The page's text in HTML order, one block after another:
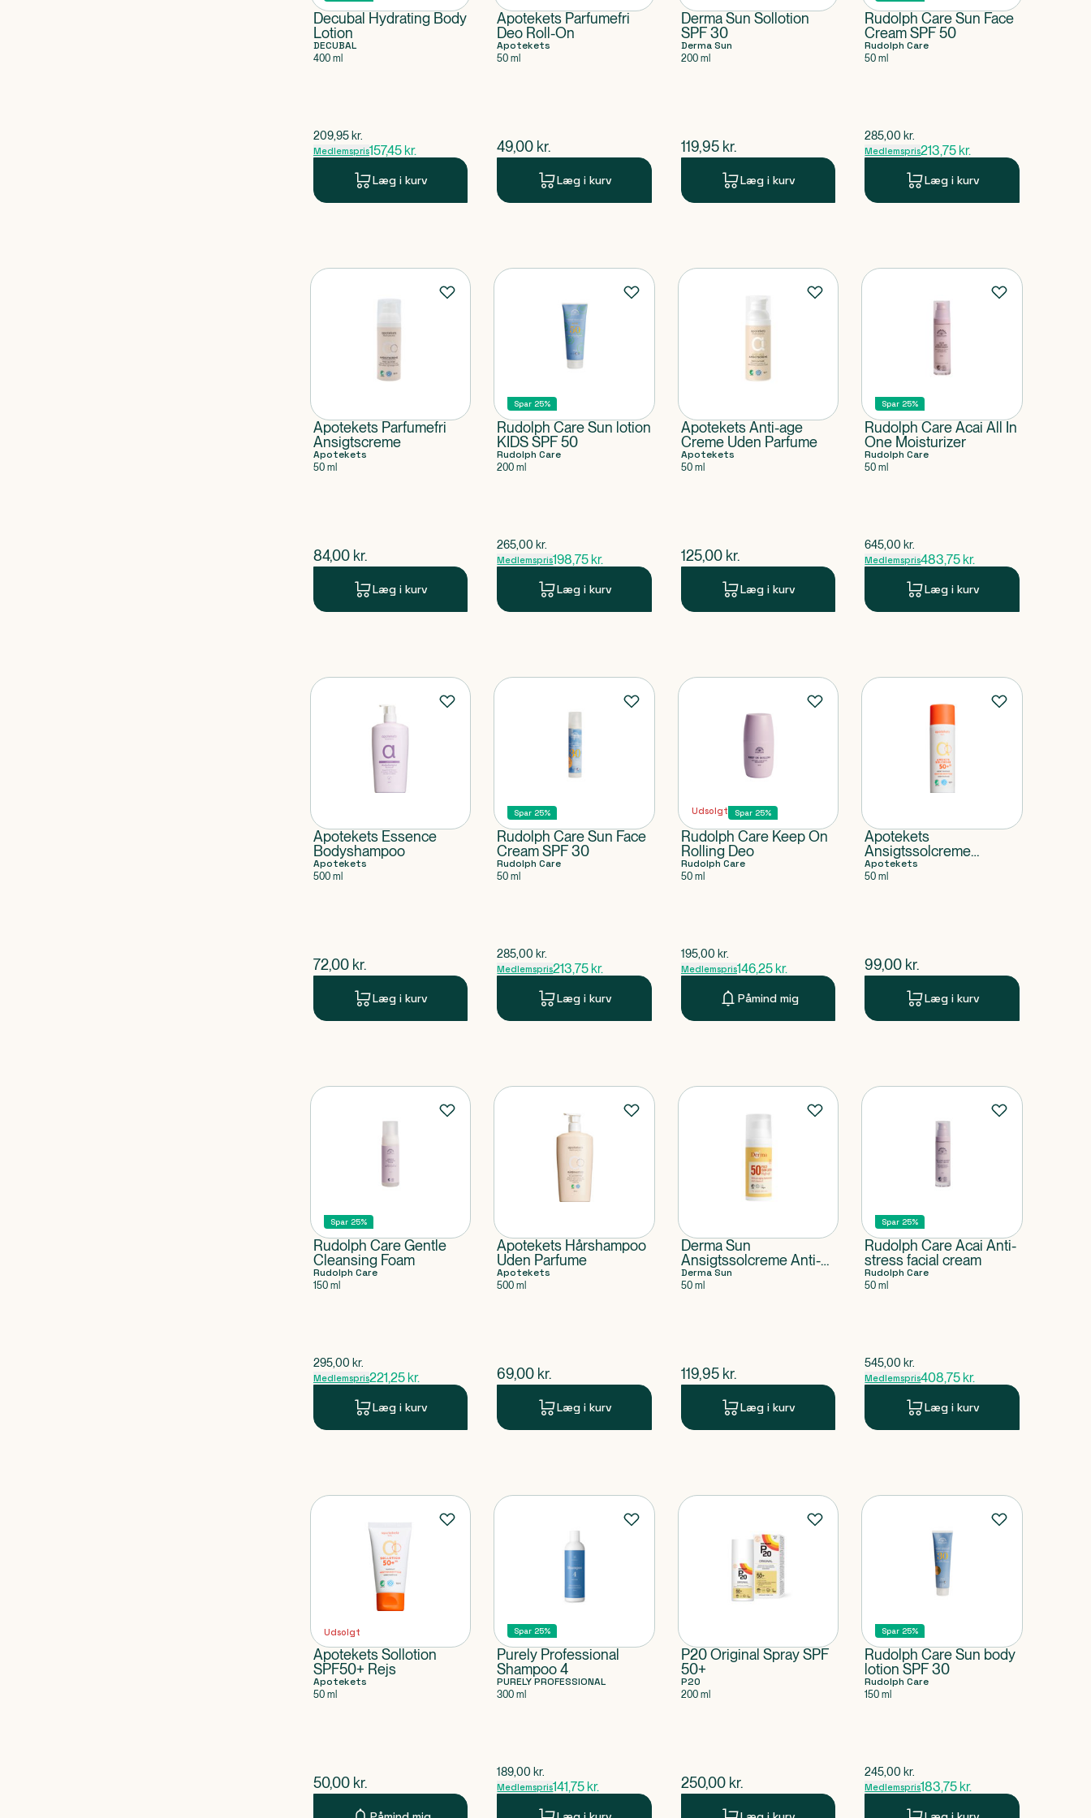
Decubal Hydrating Body
Lotion
DECUBAL
400 ml
$gammel pris
209,95 kr.
Medlemspris157,45 kr.
Læg i kurv
Apotekets Parfumefri
Deo Roll-On
Apotekets
50 ml
$nuværende pris
49,00 kr.
Læg i kurv
Derma Sun Sollotion
SPF 30
Derma Sun
200 ml
$nuværende pris
119,95 kr.
Læg i kurv
Rudolph Care Sun Face
Cream SPF 50
Rudolph Care
50 ml
$gammel pris
285,00 kr.
Medlemspris213,75 kr.
Læg i kurv
Apotekets Parfumefri
Ansigtscreme
Apotekets
50 ml
$nuværende pris
84,00 kr.
Læg i kurv
Spar 25%
Rudolph Care Sun lotion
KIDS SPF 50
Rudolph Care
200 ml
$gammel pris
265,00 kr.
Medlemspris198,75 kr.
Læg i kurv
Apotekets Anti-age
Creme Uden Parfume
Apotekets
50 ml
$nuværende pris
125,00 kr.
Læg i kurv
Spar 25%
Rudolph Care Acai All In
One Moisturizer
Rudolph Care
50 ml
$gammel pris
645,00 kr.
Medlemspris483,75 kr.
Læg i kurv
Apotekets Essence
Bodyshampoo
Apotekets
500 ml
$nuværende pris
72,00 kr.
Læg i kurv
Spar 25%
Rudolph Care Sun Face
Cream SPF 30
Rudolph Care
50 ml
$gammel pris
285,00 kr.
Medlemspris213,75 kr.
Læg i kurv
Udsolgt Spar 25%
Rudolph Care Keep On
Rolling Deo
Rudolph Care
50 ml
$gammel pris
195,00 kr.
Medlemspris146,25 kr.
Påmind mig
Apotekets
Ansigtssolcreme
SPF50+
Apotekets
50 ml
$nuværende pris
99,00 kr.
Læg i kurv
Spar 25%
Rudolph Care Gentle
Cleansing Foam
Rudolph Care
150 ml
$gammel pris
295,00 kr.
Medlemspris221,25 kr.
Læg i kurv
Apotekets Hårshampoo
Uden Parfume
Apotekets
500 ml
$nuværende pris
69,00 kr.
Læg i kurv
Derma Sun
Ansigtssolcreme Anti-
Age SPF 50
Derma Sun
50 ml
$nuværende pris
119,95 kr.
Læg i kurv
Spar 25%
Rudolph Care Acai Anti-
stress facial cream
Rudolph Care
50 ml
$gammel pris
545,00 kr.
Medlemspris408,75 kr.
Læg i kurv
Udsolgt
Apotekets Sollotion
SPF50+ Rejs
Apotekets
50 ml
$nuværende pris
50,00 kr.
Spar 25%
Purely Professional
Shampoo 4
PURELY PROFESSIONAL
300 ml
$gammel pris
189,00 kr.
Medlemspris141,75 kr.
P20 Original Spray SPF
50+
P20
200 ml
$nuværende pris
250,00 kr.
Spar 25%
Rudolph Care Sun body
lotion SPF 30
Rudolph Care
150 ml
$gammel pris
245,00 kr.
Medlemspris183,75 kr.